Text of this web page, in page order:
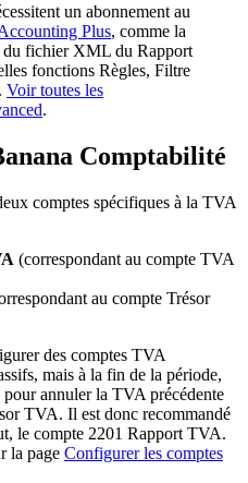
un abonnement au
Plus, comme la
du fichier XML du Rapport
fonctions Règles, Filtre
Voir toutes les
.
Comptabilité
comptes spécifiques à la TVA
(correspondant au compte TVA
au compte Trésor
des comptes TVA
mais à la fin de la période,
pour annuler la TVA précédente
TVA. Il est donc recommandé
le compte 2201 Rapport TVA.
la page Configurer les comptes